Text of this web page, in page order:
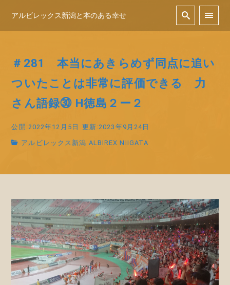
アルビレックス新潟と本のある幸せ
＃281 本当にあきらめず同点に追い
ついたことは非常に評価できる 力
さん語録㉚ H徳島２ー２
公開:2022年12月5日 更新:2023年9月24日
アルビレックス新潟 ALBIREX NIIGATA